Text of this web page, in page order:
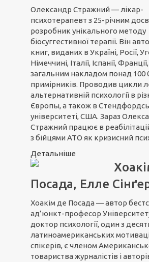
Олександр Стражний — лікар-
психотерапевт з 25-річним
розробник унікального методу
біосуггестивної терапії. Він
книг, виданих в Україні, Росії,
Німеччині, Італії, Іспанії,
загальним накладом понад 100
примірників. Проводив цикли
альтернативній психології в
Європы, а також в
університеті, США. Зараз
Стражний працює в
з бійцями АТО як кризисний
Детальніше
Посада, Елле
Хоакім де Посада — автор
ад’юнкт-професор
доктор психології, один з
латиноамериканських
спікерів, є членом
товариства журналістів і